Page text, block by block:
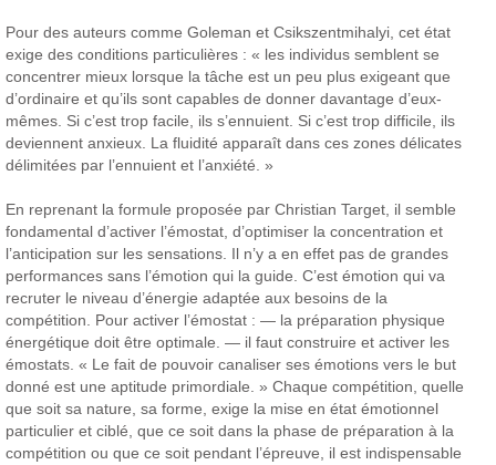
Pour des auteurs comme Goleman et Csikszentmihalyi, cet état
exige des conditions particulières : « les individus semblent se
concentrer mieux lorsque la tâche est un peu plus exigeant que
d’ordinaire et qu’ils sont capables de donner davantage d’eux-
mêmes. Si c’est trop facile, ils s’ennuient. Si c’est trop difficile, ils
deviennent anxieux. La fluidité apparaît dans ces zones délicates
délimitées par l’ennuient et l’anxiété. »
En reprenant la formule proposée par Christian Target, il semble
fondamental d’activer l’émostat, d’optimiser la concentration et
l’anticipation sur les sensations. Il n’y a en effet pas de grandes
performances sans l’émotion qui la guide. C’est émotion qui va
recruter le niveau d’énergie adaptée aux besoins de la
compétition.
Pour activer l’émostat : — la préparation physique
énergétique doit être optimale. — il faut construire et activer les
émostats. « Le fait de pouvoir canaliser ses émotions vers le but
donné est une aptitude primordiale. » Chaque compétition, quelle
que soit sa nature, sa forme, exige la mise en état émotionnel
particulier et ciblé, que ce soit dans la phase de préparation à la
compétition ou que ce soit pendant l’épreuve, il est indispensable